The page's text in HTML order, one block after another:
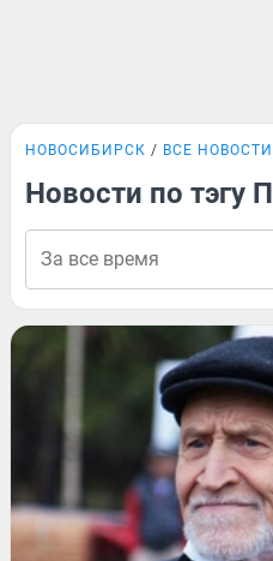
НОВОСИБИРСК ВСЕ НОВОСТИ
Новости по тэгу